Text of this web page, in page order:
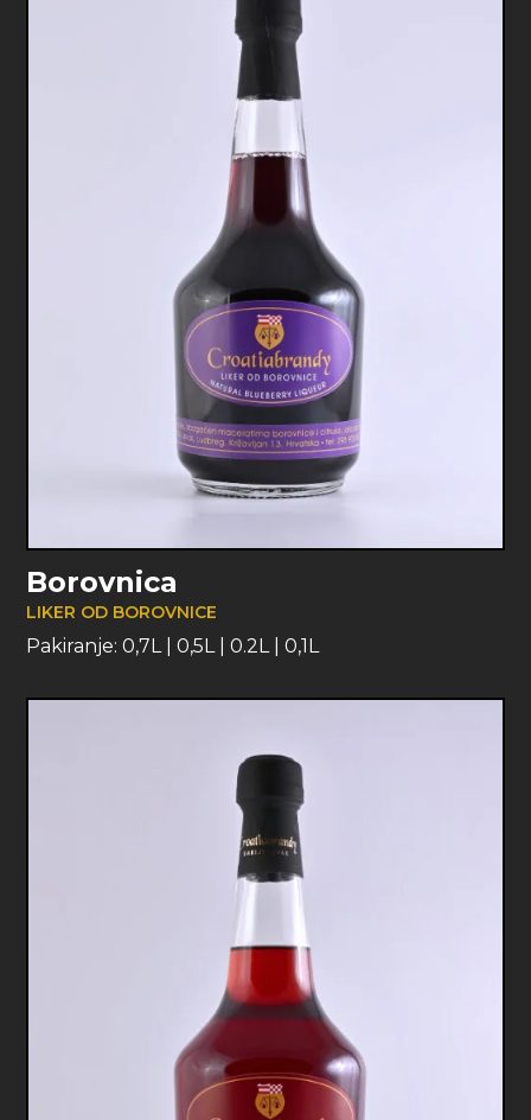
Borovnica
LIKER OD BOROVNICE
Pakiranje:0,7L|0,5L|0.2L|0,1L